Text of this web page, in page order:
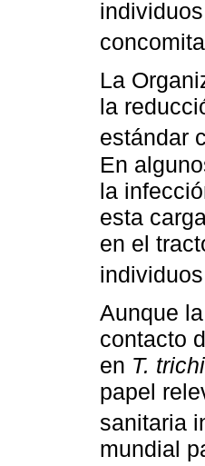
La
la
estándar
En
la
esta
en el
Aunque
contacto
en T.
papel
sanitaria
mundial